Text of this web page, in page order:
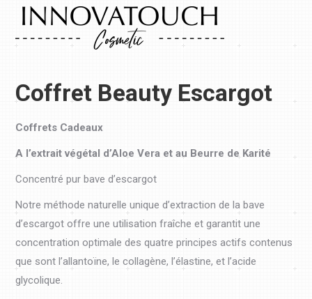
Coffret Beauty Escargot
Coffrets Cadeaux
A l’extrait végétal d’Aloe Vera et au Beurre de Karité
Concentré pur bave d’escargot
Notre méthode naturelle unique d’extraction de la bave
d’escargot offre une utilisation fraîche et garantit une
concentration optimale des quatre principes actifs contenus
que sont l’allantoïne, le collagène, l’élastine, et l’acide
glycolique.